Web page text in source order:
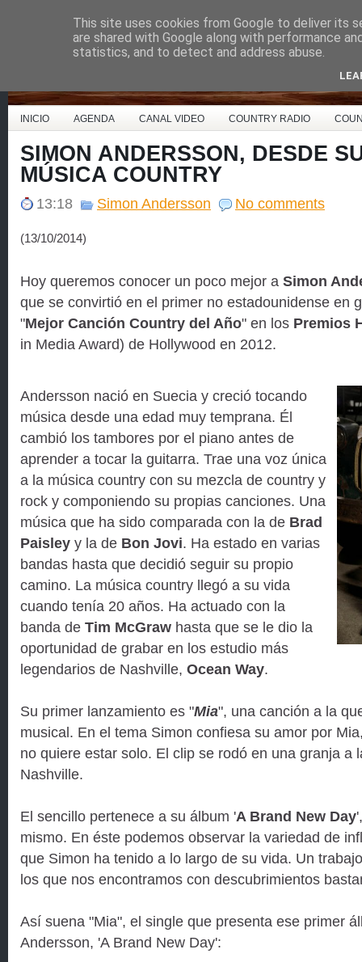
Country Music España
INICIO AGENDA CANAL VIDEO COUNTRY RADIO
SIMON ANDERSSON, DESDE
MÚSICA COUNTRY
13:18 Simon Andersson No comments
(13/10/2014)
Hoy queremos conocer un poco mejor a Simon
que se convirtió en el primer no estadounidense en
"Mejor Canción Country del Año" en los Premios
in Media Award) de Hollywood en 2012.
Andersson nació en Suecia y creció tocando
música desde una edad muy temprana. Él
cambió los tambores por el piano antes de
aprender a tocar la guitarra. Trae una voz única
a la música country con su mezcla de country y
rock y componiendo su propias canciones. Una
música que ha sido comparada con la de Brad
Paisley y la de Bon Jovi. Ha estado en varias
bandas hasta que decidió seguir su propio
camino. La música country llegó a su vida
cuando tenía 20 años. Ha actuado con la
banda de Tim McGraw hasta que se le dio la
oportunidad de grabar en los estudio más
legendarios de Nashville, Ocean Way.
Su primer lanzamiento es "Mia", una canción a la
musical. En el tema Simon confiesa su amor por
no quiere estar solo. El clip se rodó en una granja a
Nashville.
El sencillo pertenece a su álbum 'A Brand New Day
mismo. En éste podemos observar la variedad de
que Simon ha tenido a lo largo de su vida. Un
los que nos encontramos con descubrimientos
Así suena "Mia", el single que presenta ese primer
Andersson, 'A Brand New Day':
This site uses cookies from Google to deliver its
are shared with Google along with performance
statistics, and to detect and address abuse.